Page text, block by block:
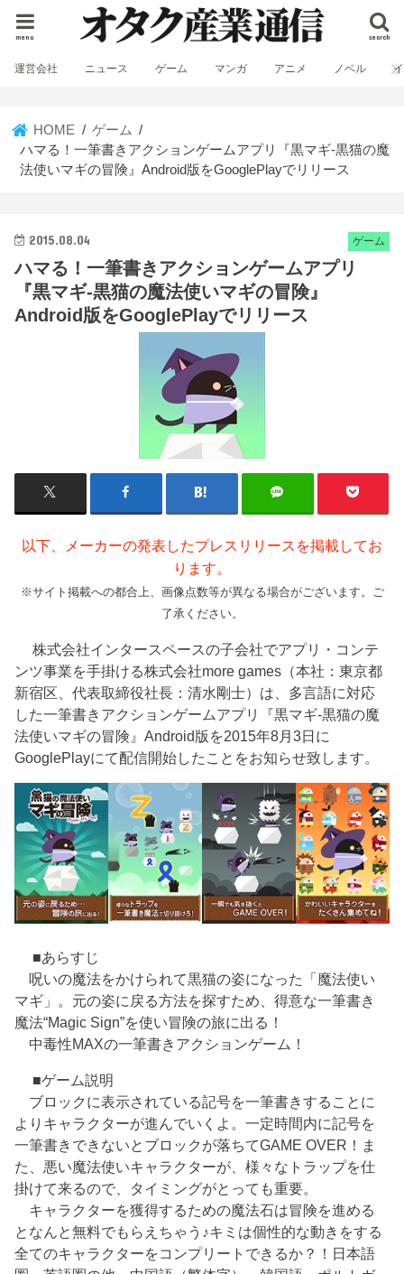
search
menu
運営会社 ニュース ゲーム マンガ アニメ ノベル
HOME
ゲーム
ハマる！一筆書きアクションゲームアプリ『黒マギ-黒猫の魔
法使いマギの冒険』Android版をGooglePlayでリリース
ゲーム
2015.08.04
ハマる！一筆書きアクションゲームアプリ
『黒マギ-黒猫の魔法使いマギの冒険』
Android版をGooglePlayでリリース
以下、メーカーの発表したプレスリリースを掲載してお
ります。
※サイト掲載への都合上、画像点数等が異なる場合がございます。ご
了承ください。
株式会社インタースペースの子会社でアプリ・コンテ
ンツ事業を手掛ける株式会社more games（本社：東京都
新宿区、代表取締役社長：清水剛士）は、多言語に対応
した一筆書きアクションゲームアプリ『黒マギ-黒猫の魔
法使いマギの冒険』Android版を2015年8月3日に
GooglePlayにて配信開始したことをお知らせ致します。
■あらすじ
呪いの魔法をかけられて黒猫の姿になった「魔法使い
マギ」。元の姿に戻る方法を探すため、得意な一筆書き
魔法“Magic Sign”を使い冒険の旅に出る！
中毒性MAXの一筆書きアクションゲーム！
■ゲーム説明
ブロックに表示されている記号を一筆書きすることに
よりキャラクターが進んでいくよ。一定時間内に記号を
一筆書きできないとブロックが落ちてGAME OVER！ま
た、悪い魔法使いキャラクターが、様々なトラップを仕
掛けて来るので、タイミングがとっても重要。
キャラクターを獲得するための魔法石は冒険を進める
となんと無料でもらえちゃう♪キミは個性的な動きをする
全てのキャラクターをコンプリートできるか？！日本語